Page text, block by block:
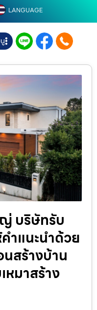
LANGUAGE
บริษัทรับ
ำแนะนำด้วย
สร้างบ้าน
หมาสร้าง